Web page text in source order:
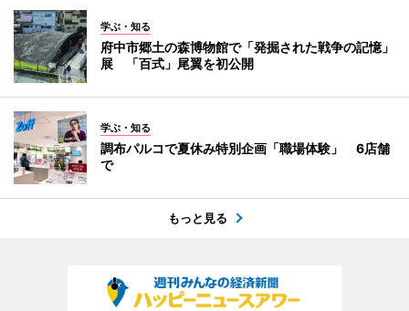
学ぶ・知る
府中市郷土の森博物館で「発掘された戦争の記憶」
展 「百式」尾翼を初公開
学ぶ・知る
調布パルコで夏休み特別企画「職場体験」 6店舗
で
もっと見る